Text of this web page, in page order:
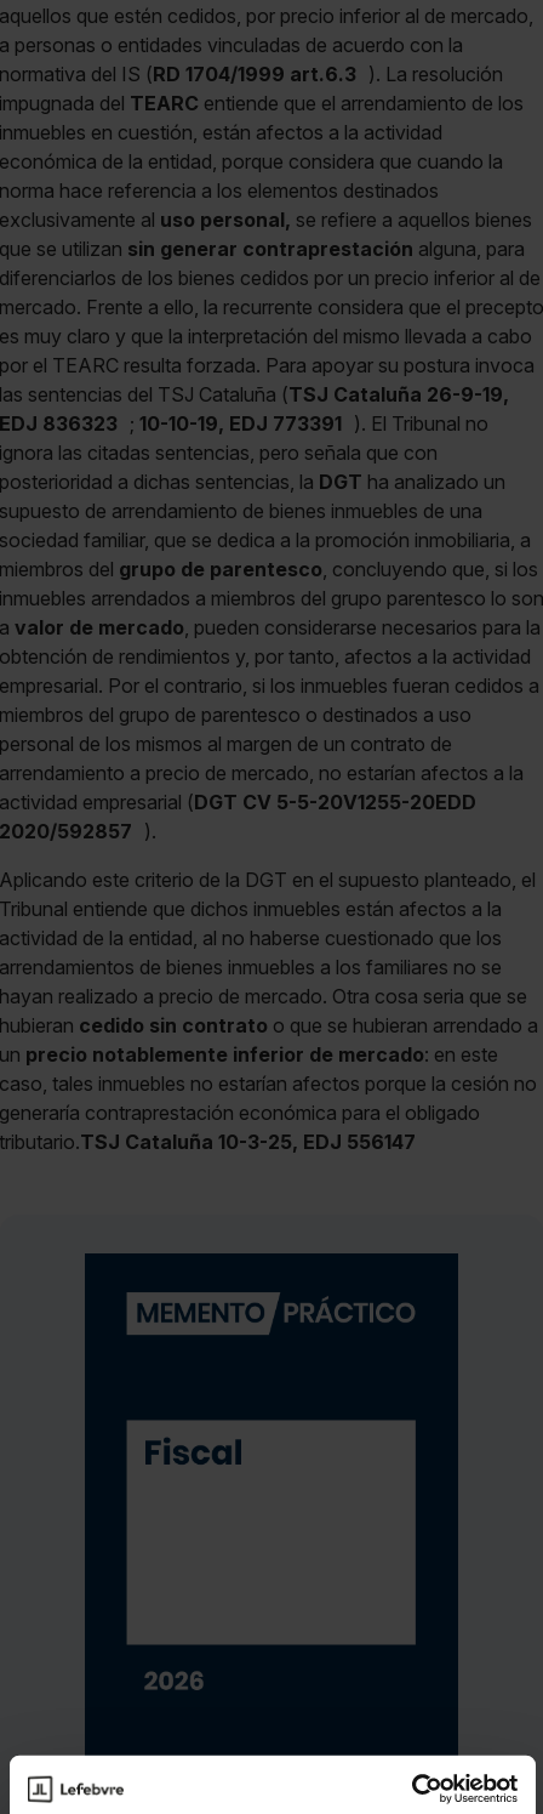
aquellos que estén cedidos, por precio inferior al de mercado,
a personas o entidades vinculadas de acuerdo con la
normativa del IS (RD 1704/1999 art.6.3 ). La resolución
impugnada del TEARC entiende que el arrendamiento de los
inmuebles en cuestión, están afectos a la actividad
económica de la entidad, porque considera que cuando la
norma hace referencia a los elementos destinados
exclusivamente al uso personal, se refiere a aquellos bienes
que se utilizan sin generar contraprestación alguna, para
diferenciarlos de los bienes cedidos por un precio inferior al de
mercado. Frente a ello, la recurrente considera que el precepto
es muy claro y que la interpretación del mismo llevada a cabo
por el TEARC resulta forzada. Para apoyar su postura invoca
las sentencias del TSJ Cataluña (TSJ Cataluña 26-9-19,
EDJ 836323 ; 10-10-19, EDJ 773391 ). El Tribunal no
ignora las citadas sentencias, pero señala que con
posterioridad a dichas sentencias, la DGT ha analizado un
supuesto de arrendamiento de bienes inmuebles de una
sociedad familiar, que se dedica a la promoción inmobiliaria, a
miembros del grupo de parentesco, concluyendo que, si los
inmuebles arrendados a miembros del grupo parentesco lo son
a valor de mercado, pueden considerarse necesarios para la
obtención de rendimientos y, por tanto, afectos a la actividad
empresarial. Por el contrario, si los inmuebles fueran cedidos a
miembros del grupo de parentesco o destinados a uso
personal de los mismos al margen de un contrato de
arrendamiento a precio de mercado, no estarían afectos a la
actividad empresarial (DGT CV 5-5-20V1255-20EDD
2020/592857 ).
Aplicando este criterio de la DGT en el supuesto planteado, el
Tribunal entiende que dichos inmuebles están afectos a la
actividad de la entidad, al no haberse cuestionado que los
arrendamientos de bienes inmuebles a los familiares no se
hayan realizado a precio de mercado. Otra cosa seria que se
hubieran cedido sin contrato o que se hubieran arrendado a
un precio notablemente inferior de mercado: en este
caso, tales inmuebles no estarían afectos porque la cesión no
generaría contraprestación económica para el obligado
tributario.TSJ Cataluña 10-3-25, EDJ 556147